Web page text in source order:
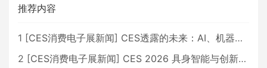
推荐内容
1 [CES消费电子展新闻] CES透露的未来：AI、机器人与智能生活大爆发
2 [CES消费电子展新闻] CES 2026 具身智能与创新领域 中国公司大放异彩